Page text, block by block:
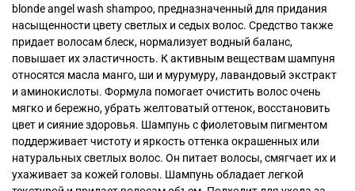
blonde angel wash shampoo, предназначенный для придания
насыщенности цвету светлых и седых волос. Средство также
придает волосам блеск, нормализует водный баланс,
повышает их эластичность. К активным веществам шампуня
относятся масла манго, ши и мурумуру, лавандовый экстракт
и аминокислоты. Формула помогает очистить волос очень
мягко и бережно, убрать желтоватый оттенок, восстановить
цвет и сияние здоровья. Шампунь с фиолетовым пигментом
поддерживает чистоту и яркость оттенка окрашенных или
натуральных светлых волос. Он питает волосы, смягчает их и
ухаживает за кожей головы. Шампунь обладает легкой